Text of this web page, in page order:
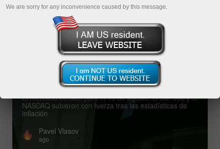
Top analysis articles
El mercado bursátil para el 13 de agosto:
el S&P500 y el NASDAQ subieron con
fuerza tras las estadísticas de inflación
El mercado bursátil para el 13 de agosto: el S&P500 y el
NASDAQ subieron con fuerza tras las estadísticas de
inflación
Pavel Vlasov
ago
We are sorry for any inconvenience caused by this message.